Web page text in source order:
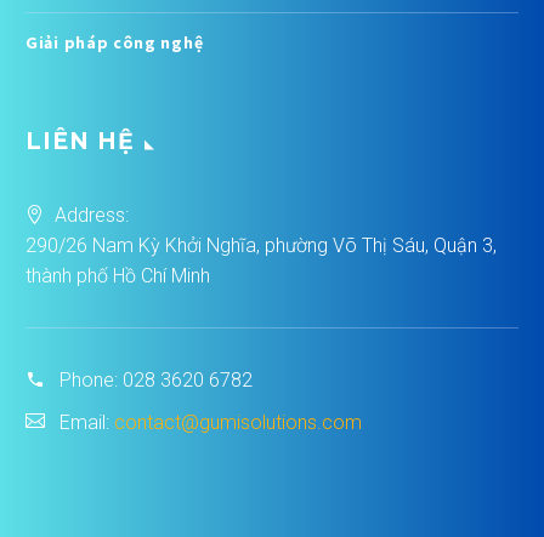
Giải pháp công nghệ
LIÊN HỆ
Address:
290/26 Nam Kỳ Khởi Nghĩa, phường Võ Thị Sáu, Quận 3,
thành phố Hồ Chí Minh
Phone: 028 3620 6782
Email: contact@gumisolutions.com